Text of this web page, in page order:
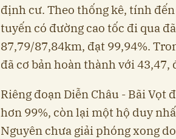
định cư. Theo thống kê, tính
tuyến có đường cao tốc đi qua
87,79/87,84km, đạt 99,94%.
đã cơ bản hoàn thành với 43,47,
Riêng đoạn Diễn Châu - Bãi Vọt
hơn 99%, còn lại một hộ duy
Nguyên chưa giải phóng xong